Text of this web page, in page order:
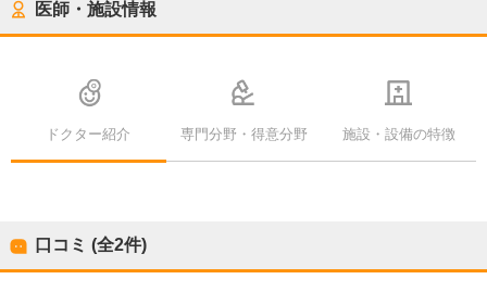
医師・施設情報
ドクター紹介 専門分野・得意分野 施設・設備の特徴
口コミ (全2件)